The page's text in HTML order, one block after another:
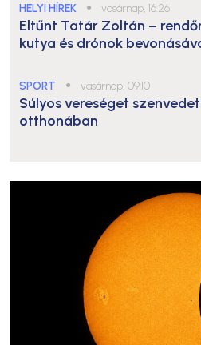
HELYI HÍREK ● vasárnap, 16:26
Eltűnt Tatár Zoltán –
kutya és drónok
SPORT ● vasárnap, 09:10
Súlyos vereséget
otthonában